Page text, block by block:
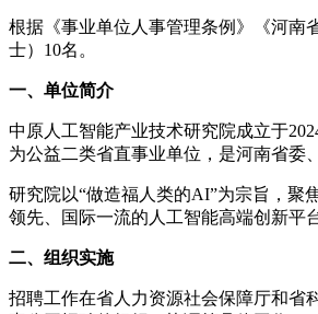
根据《事业单位人事管理条例》《河南
士）10名。
一、单位简介
中原人工智能产业技术研究院成立于
为公益二类省直事业单位，是河南省委
研究院以“做造福人类的AI”为宗旨，聚
领先、国际一流的人工智能高端创新平
二、组织实施
招聘工作在省人力资源社会保障厅和省